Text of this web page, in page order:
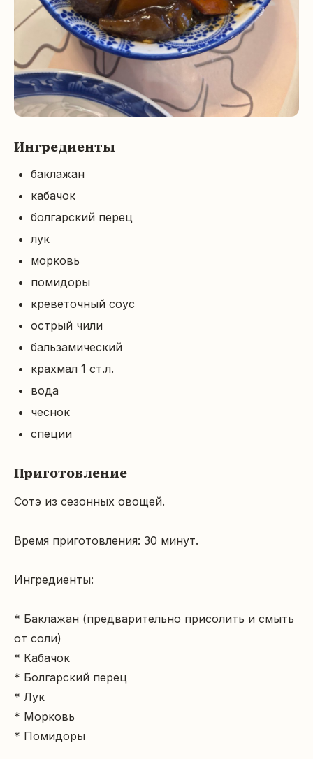
Ингредиенты
баклажан
кабачок
болгарский перец
лук
морковь
помидоры
креветочный соус
острый чили
бальзамический
крахмал 1 ст.л.
вода
чеснок
специи
Приготовление
Сотэ из сезонных овощей.
Время приготовления: 30 минут.
Ингредиенты:
* Баклажан (предварительно присолить и смыть
от соли)
* Кабачок
* Болгарский перец
* Лук
* Морковь
* Помидоры